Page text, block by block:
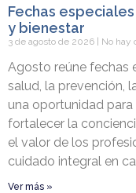
Fechas
y bienestar
3 de agosto de 2026 No hay
Agosto reúne fechas
salud, la prevención,
una oportunidad
fortalecer la
el valor de los
cuidado integral en
Ver más »